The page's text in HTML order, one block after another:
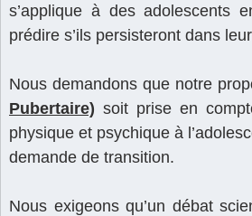
s’applique à des adolescents
prédire s’ils persisteront dans
Nous demandons que notre
Pubertaire) soit prise en
physique et psychique à
demande de transition.
Nous exigeons qu’un débat